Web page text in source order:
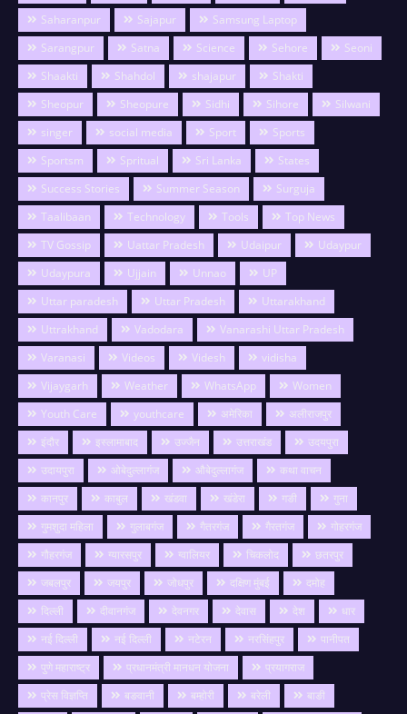
Saharanpur
Sajapur
Samsung Laptop
Sarangpur
Satna Science Sehore
Seoni
Shaakti
Shahdol shajapur
Shakti
Sheopur
Sheopure Sidhi Sihore
Silwani
singer
social media Sport
Sports
Sportsm
Spritual Sri Lanka
States
Success Stories
Summer Season
Surguja
Taalibaan
Technology Tools
Top News
TV Gossip
Uattar Pradesh Udaipur
Udaypur
Udaypura
Ujjain Unnao
UP
Uttar paradesh
Uttar Pradesh
Uttarakhand
Uttrakhand
Vadodara
Vanarashi Uttar Pradesh
Varanasi
Videos Videsh
vidisha
Vijaygarh
Weather WhatsApp
Women
Youth Care
youthcare अमेरिका
अलीराजपुर
इंदौर
इस्लामाबाद उज्जैन उत्तराखंड
उदयपुरा
उदायपुरा
ओबेदुल्लागंज औबेदुल्लागंज
कथा वाचन
कानपुर
काबुल खंडवा खंडेरा गङी
गुना
गुमशुदा महिला
गुलाबगंज गैतरगंज गैरतगंज
गोहरगंज
गौहरगंज
ग्यारसपुर ग्वालियर चिकलोद
छतरपुर
जबलपुर
जयपुर जोधपुर दक्षिण मुंबई
दमोह
दिल्ली
दीवानगंज देवनगर देवास देश
धार
नई दिल्ली
नई दिल्ली नटेरन नरसिंहपुर
पानीपत
पुणे महाराष्ट्र
प्रधानमंत्री मानधन योजना
प्रयागराज
प्रेस विज्ञप्ति
बङवानी बम्होरी बरेली
बाङी